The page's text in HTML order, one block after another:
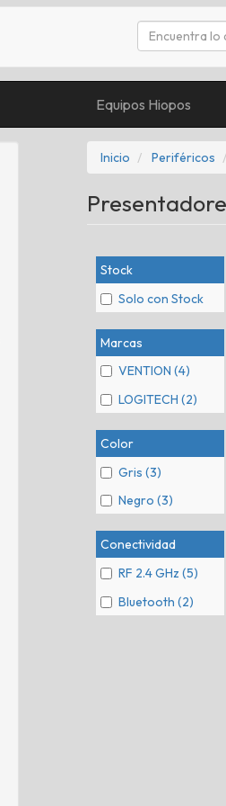
Equipos Hiopos
Inicio Periféricos
Stock
Solo con Stock
Marcas
VENTION (4)
LOGITECH (2)
Color
Gris (3)
Negro (3)
Conectividad
RF 2.4 GHz (5)
Bluetooth (2)